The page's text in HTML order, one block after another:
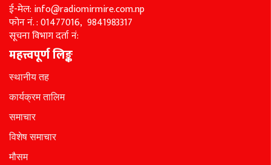
ई-मेल: info@radiomirmire.com.np
फोन नं. : 01477016, 9841983317
सूचना विभाग दर्ता नं:
महत्त्वपूर्ण लिङ्क
स्थानीय तह
कार्यक्रम तालिम
समाचार
विशेष समाचार
मौसम